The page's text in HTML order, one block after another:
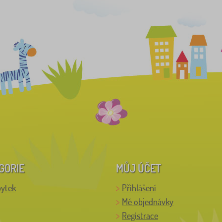
MŮJ ÚČET
Přihlášení
Mé objednávky
Registrace